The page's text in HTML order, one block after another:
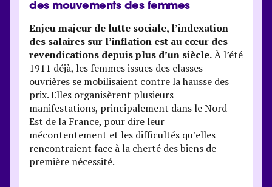
des mouvements des femmes
Enjeu majeur de lutte sociale, l’indexation
des salaires sur l’inflation est au cœur des
revendications depuis plus d’un siècle.À l’été
1911 déjà, les femmes issues des classes
ouvrières se mobilisaient contre la hausse des
prix. Elles organisèrent plusieurs
manifestations, principalement dans le Nord-
Est de la France, pour dire leur
mécontentement et les difficultés qu’elles
rencontraient face à la cherté des biens de
première nécessité.